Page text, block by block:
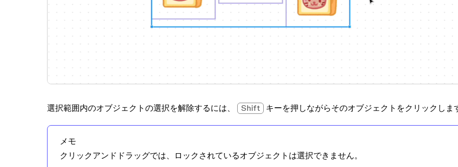
選択範囲内のオブジェクトの選択を解除するには、 Shift キーを押しながらそのオブジェクトをクリックしま
メモ
クリックアンドドラッグでは、ロックされているオブジェクトは選択できません。